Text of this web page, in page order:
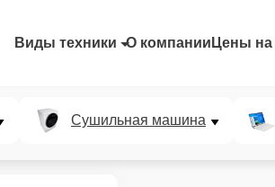
Виды техники О компании Цены на
Сушильная машина